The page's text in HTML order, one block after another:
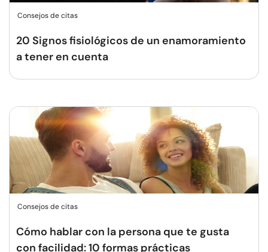
Consejos de citas
20 Signos fisiológicos de un enamoramiento
a tener en cuenta
Consejos de citas
Cómo hablar con la persona que te gusta
con facilidad: 10 formas prácticas